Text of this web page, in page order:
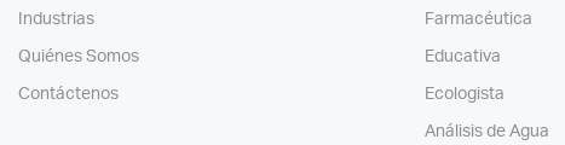
Industrias
Quiénes Somos
Contáctenos
Farmacéutica
Educativa
Ecologista
Análisis de Agua